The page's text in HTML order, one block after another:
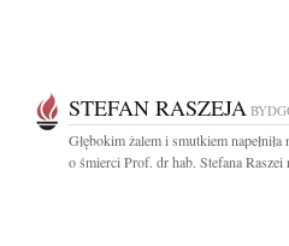
STEFAN RASZEJA
Głębokim żalem i smutkiem
o śmierci Prof. dr hab. Stefana Raszei